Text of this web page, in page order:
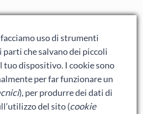
analisi del film
film dei Transformers
uso di strumenti
parti che salvano dei piccoli
tuo dispositivo. I cookie sono
per far funzionare un
), per produrre dei dati di
del sito (cookie